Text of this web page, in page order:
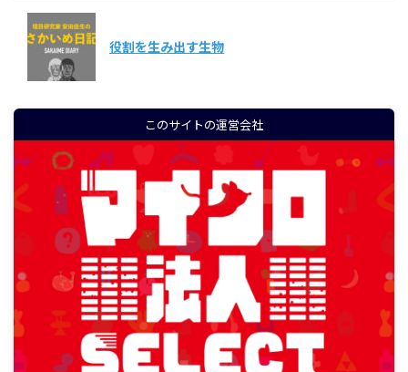
役割を生み出す生物
このサイトの運営会社